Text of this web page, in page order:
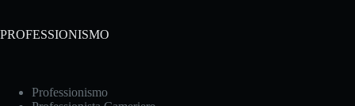
PROFESSIONISMO
Professionismo